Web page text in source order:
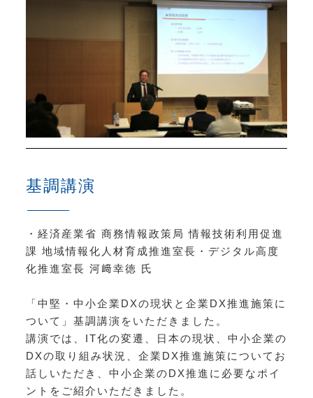
基調講演
・経済産業省 商務情報政策局 情報技術利用促進
課 地域情報化人材育成推進室長・デジタル高度
化推進室長 河﨑幸徳 氏
「中堅・中小企業DXの現状と企業DX推進施策に
ついて」基調講演をいただきました。
講演では、IT化の変遷、日本の現状、中小企業の
DXの取り組み状況、企業DX推進施策についてお
話しいただき、中小企業のDX推進に必要なポイ
ントをご紹介いただきました。